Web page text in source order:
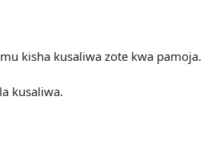
kisha kusaliwa zote kwa pamoja.
kusaliwa.